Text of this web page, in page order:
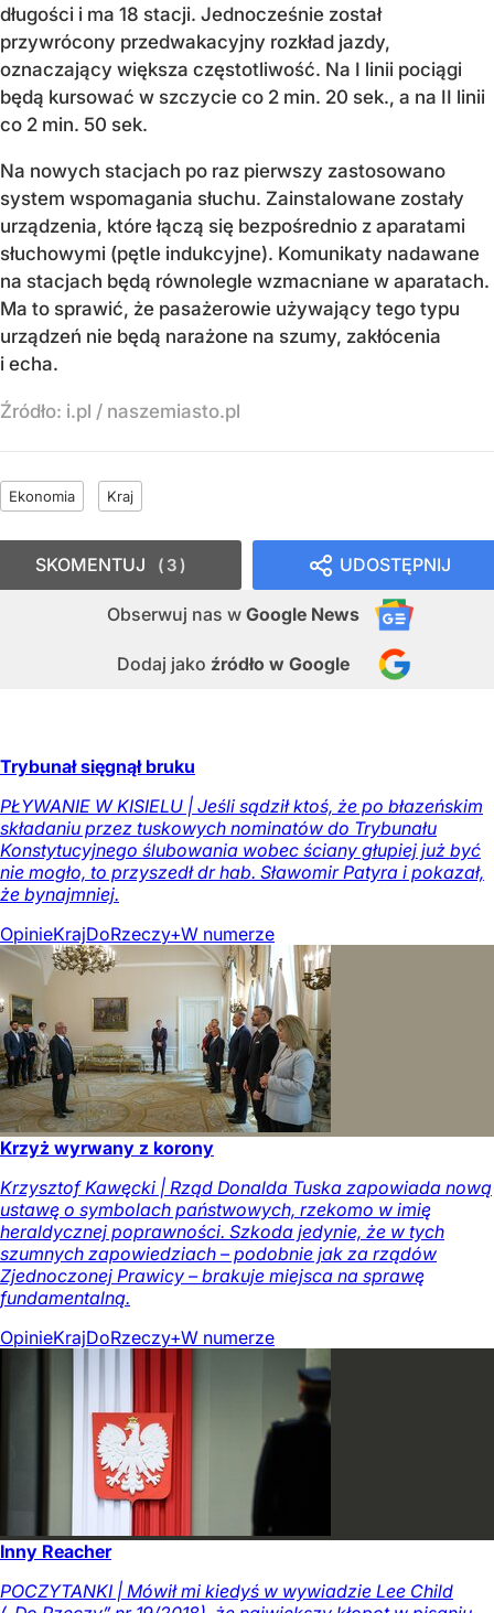
długości i ma 18 stacji. Jednocześnie został
przywrócony przedwakacyjny rozkład jazdy,
oznaczający większa częstotliwość. Na I linii pociągi
będą kursować w szczycie co 2 min. 20 sek., a na II linii
co 2 min. 50 sek.
Na nowych stacjach po raz pierwszy zastosowano
system wspomagania słuchu. Zainstalowane zostały
urządzenia, które łączą się bezpośrednio z aparatami
słuchowymi (pętle indukcyjne). Komunikaty nadawane
na stacjach będą równolegle wzmacniane w aparatach.
Ma to sprawić, że pasażerowie używający tego typu
urządzeń nie będą narażone na szumy, zakłócenia
i echa.
Źródło: i.pl / naszemiasto.pl
Ekonomia Kraj
UDOSTĘPNIJ
Obserwuj nas w Google News
Dodaj jako źródło w Google
SKOMENTUJ 3
Trybunał sięgnął bruku
PŁYWANIE W KISIELU | Jeśli sądził ktoś, że po błazeńskim
składaniu przez tuskowych nominatów do Trybunału
Konstytucyjnego ślubowania wobec ściany głupiej już być
nie mogło, to przyszedł dr hab. Sławomir Patyra i pokazał,
że bynajmniej.
OpinieKrajDoRzeczy+W numerze
Krzyż wyrwany z korony
Krzysztof Kawęcki | Rząd Donalda Tuska zapowiada nową
ustawę o symbolach państwowych, rzekomo w imię
heraldycznej poprawności. Szkoda jedynie, że w tych
szumnych zapowiedziach – podobnie jak za rządów
Zjednoczonej Prawicy – brakuje miejsca na sprawę
fundamentalną.
OpinieKrajDoRzeczy+W numerze
Inny Reacher
POCZYTANKI | Mówił mi kiedyś w wywiadzie Lee Child